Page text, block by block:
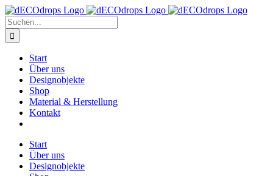
Zum
Inhalt
springen
Suche
nach:
Start
Über uns
Designobjekte
Shop
Material & Herstellung
Kontakt
Start
Über uns
Designobjekte